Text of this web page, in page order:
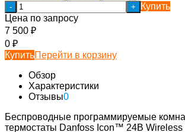
- +
Купить
Цена по запросу
7 500 ₽
0 ₽
КупитьПерейти в корзину
Обзор
Характеристики
Отзывы0
Беспроводные программируемые
термостаты Danfoss Icon™ 24В